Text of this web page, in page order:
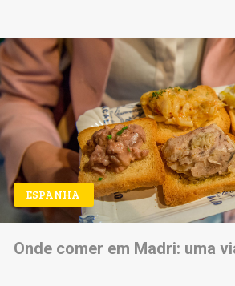
ESPANHA
Onde comer em Madri: uma